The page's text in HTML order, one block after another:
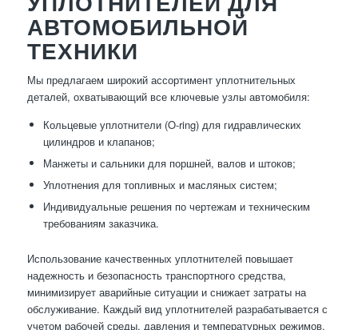
АВТОМОБИЛЬНОЙ
ТЕХНИКИ
Мы предлагаем широкий ассортимент уплотнительных
деталей, охватывающий все ключевые узлы автомобиля:
Кольцевые уплотнители (O-ring) для гидравлических
цилиндров и клапанов;
Манжеты и сальники для поршней, валов и штоков;
Уплотнения для топливных и масляных систем;
Индивидуальные решения по чертежам и техническим
требованиям заказчика.
Использование качественных уплотнителей повышает
надежность и безопасность транспортного средства,
минимизирует аварийные ситуации и снижает затраты на
обслуживание. Каждый вид уплотнителей разрабатывается с
учетом рабочей среды, давления и температурных режимов,